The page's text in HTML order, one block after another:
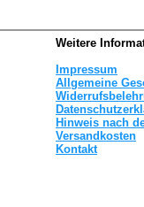
Weitere
Impressum
Allgemeine
Hinweis nach
Versandkosten
Kontakt